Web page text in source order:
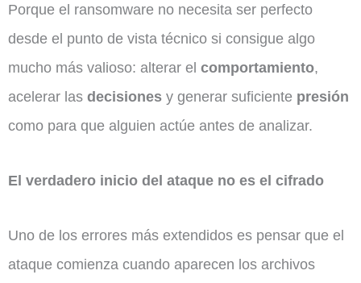
Porque el ransomware no necesita ser perfecto
desde el punto de vista técnico si consigue algo
mucho más valioso: alterar el comportamiento,
acelerar las decisiones y generar suficiente presión
como para que alguien actúe antes de analizar.
El verdadero inicio del ataque no es el cifrado
Uno de los errores más extendidos es pensar que el
ataque comienza cuando aparecen los archivos